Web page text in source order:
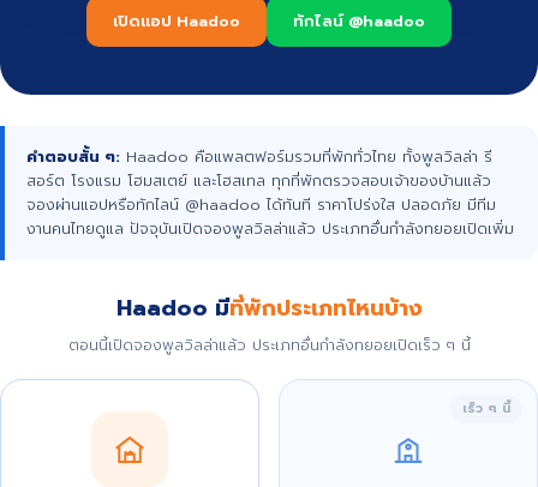
เปิดแอป Haadoo ทักไลน์ @haadoo
คำตอบสั้น ๆ: Haadoo คือแพลตฟอร์มรวมที่พักทั่วไทย ทั้งพูลวิลล่า รี
สอร์ต โรงแรม โฮมสเตย์ และโฮสเทล ทุกที่พักตรวจสอบเจ้าของบ้านแล้ว
จองผ่านแอปหรือทักไลน์ @haadoo ได้ทันที ราคาโปร่งใส ปลอดภัย มีทีม
งานคนไทยดูแล ปัจจุบันเปิดจองพูลวิลล่าแล้ว ประเภทอื่นกำลังทยอยเปิดเพิ่ม
Haadoo มีที่พักประเภทไหนบ้าง
ตอนนี้เปิดจองพูลวิลล่าแล้ว ประเภทอื่นกำลังทยอยเปิดเร็ว ๆ นี้
เร็ว ๆ นี้